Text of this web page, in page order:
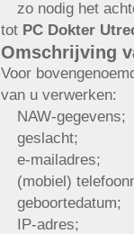
zo nodig het
tot PC Dokter
Omschrijving
Voor
van u verwerken:
NAW-gegevens;
geslacht;
e-mailadres;
(mobiel)
geboortedatum;
IP-adres;